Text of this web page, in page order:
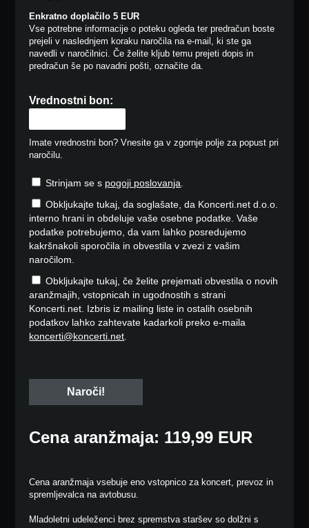
Enkratno doplačilo 5 EUR
Vse potrebne informacije o poteku ogleda ter predračun boste
prejeli v naslednjem koraku naročila na e-mail, ki ste ga
navedli v naročilnici. Če želite kljub temu prejeti dopis in
predračun še po navadni pošti, označite da.
Vrednostni bon:
Imate vrednostni bon? Vnesite ga v zgornje polje za popust pri
naročilu.
Strinjam se s pogoji poslovanja.
Obkljukajte tukaj, da soglašate, da Koncerti.net d.o.o.
interno hrani in obdeluje vaše osebne podatke. Vaše
podatke potrebujemo, da vam lahko posredujemo
kakršnakoli sporočila in obvestila v zvezi z vašim
naročilom.
Obkljukajte tukaj, če želite prejemati obvestila o novih
aranžmajih, vstopnicah in ugodnostih s strani
Koncerti.net. Izbris iz mailing liste in ostalih osebnih
podatkov lahko zahtevate kadarkoli preko e-maila
koncerti@koncerti.net.
Cena aranžmaja: 119,99 EUR
Cena aranžmaja vsebuje eno vstopnico za koncert, prevoz in
spremljevalca na avtobusu.
Mladoletni udeleženci brez spremstva staršev so dolžni s